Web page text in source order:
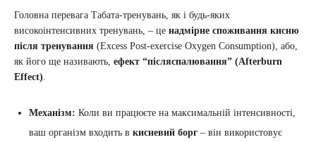
Головна перевага Табата-тренувань, як і будь-яких
високоінтенсивних тренувань, – це надмірне споживання кисню
після тренування (Excess Post-exercise Oxygen Consumption), або,
як його ще називають, ефект “післяспалювання” (Afterburn
Effect).
Механізм: Коли ви працюєте на максимальній інтенсивності,
ваш організм входить в кисневий борг – він використовує